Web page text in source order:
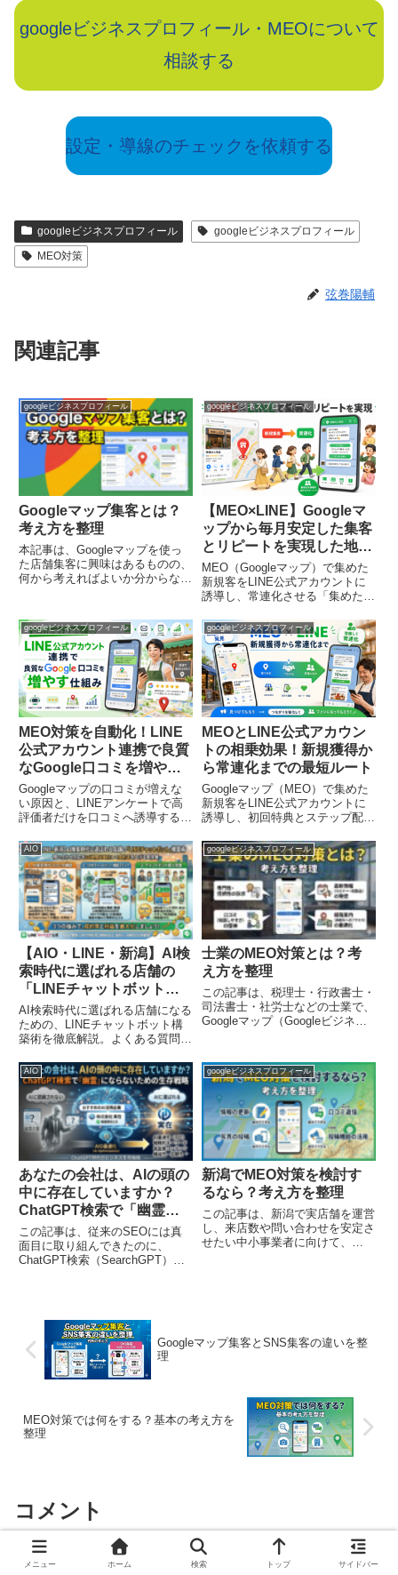
googleビジネスプロフィール・MEOについて
相談する
設定・導線のチェックを依頼する
googleビジネスプロフィール
googleビジネスプロフィール
MEO対策
弦巻陽輔
関連記事
googleビジネスプロフィール
Googleマップ集客とは？
考え方を整理
本記事は、Googleマップを使っ
た店舗集客に興味はあるものの、
何から考えればよいか分からない
「MEO対策」「Googleビジネス
プロフィール（GBP）運用」
「ローカルSEO」といった言葉
が混在しやすい領域を、概念の違
いと重なりから整理し、どこまで
取り組むべきか判断する材料をま
とめます。個別のテクニックや上
位表示を前提にした話ではなく、
集客導線の中でGoogleマップを
どう位置づけるか、運用の考え方
と注意点を中心に扱います。
googleビジネスプロフィール
【MEO×LINE】Googleマ
ップから毎月安定した集客
とリピートを実現した地域
店舗の事例
MEO（Googleマップ）で集めた
新規客をLINE公式アカウントに
誘導し、常連化させる「集めた新
飲食店・美容室・整体院の匿名成
功事例、店内導線の作り方、費用
対効果シミュレーションまで公開
します。
googleビジネスプロフィール
MEO対策を自動化！LINE
公式アカウント連携で良質
なGoogle口コミを増やす
仕組み
Googleマップの口コミが増えな
い原因と、LINEアンケートで高
評価者だけを口コミへ誘導する自
を活用した具体的な手順やポリシ
ー遵守のポイントを紹介します。
googleビジネスプロフィール
MEOとLINE公式アカウン
トの相乗効果！新規獲得か
ら常連化までの最短ルート
Googleマップ（MEO）で集めた
新規客をLINE公式アカウントに
誘導し、初回特典とステップ配信
IT専門家が解説。最新のLINE仕
様に基づいた成功事例、費用対効
果まで徹底ガイド。
AIO
【AIO・LINE・新潟】AI検
索時代に選ばれる店舗の
「LINEチャットボット」
構築術｜問い合わせ対応を
24時間自動化して成約率を
上げる具体策
AI検索時代に選ばれる店舗になる
ための、LINEチャットボット構
築術を徹底解説。よくある質問の
断型提案チャットボットの作り方
まで、Lステップを活用した具体
的な方法と失敗しないポイントを
お伝えします。
googleビジネスプロフィール
士業のMEO対策とは？考
え方を整理
この記事は、税理士・行政書士・
司法書士・社労士などの士業で、
Googleマップ（Googleビジネス
っている方向けに、役割と注意点
を整理する内容です。
AIO
あなたの会社は、AIの頭の
中に存在していますか？
ChatGPT検索で「幽霊」
にならないための生存戦略
この記事は、従来のSEOには真
面目に取り組んできたのに、
ChatGPT検索（SearchGPT）や
googleビジネスプロフィール
新潟でMEO対策を検討す
るなら？考え方を整理
この記事は、新潟で実店舗を運営
し、来店数や問い合わせを安定さ
せたい中小事業者に向けて、
商圏の捉え方・運用でつまずきや
情を前提に、無理のない運用設計
と意思決定の材料を提供します。
Googleマップ集客とSNS集客の違いを整
理
MEO対策では何をする？基本の考え方を
整理
コメント
コメントを書き込む
メニュー ホーム 検索 トップ サイドバー